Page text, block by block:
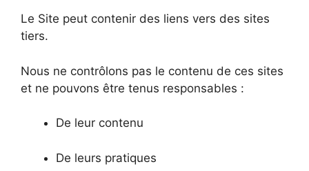
Le Site peut contenir des liens vers des sites
tiers.
Nous ne contrôlons pas le contenu de ces sites
et ne pouvons être tenus responsables :
De leur contenu
De leurs pratiques